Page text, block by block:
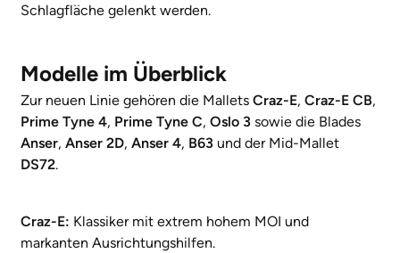
Schlagfläche gelenkt werden.
Modelle im Überblick
Zur neuen Linie gehören die Mallets Craz-E, Craz-E CB,
Prime Tyne 4, Prime Tyne C, Oslo 3 sowie die Blades
Anser, Anser 2D, Anser 4, B63 und der Mid-Mallet
DS72.
Craz-E: Klassiker mit extrem hohem MOI und
markanten Ausrichtungshilfen.